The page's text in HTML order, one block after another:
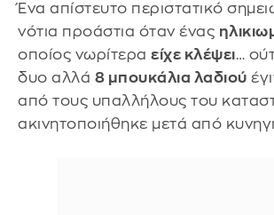
Ένα απίστευτο περιστατικό
νότια προάστια όταν ένας
οποίος νωρίτερα είχε κλέψει…
δυο αλλά 8 μπουκάλια λαδιού
από τους υπαλλήλους του
ακινητοποιήθηκε μετά από